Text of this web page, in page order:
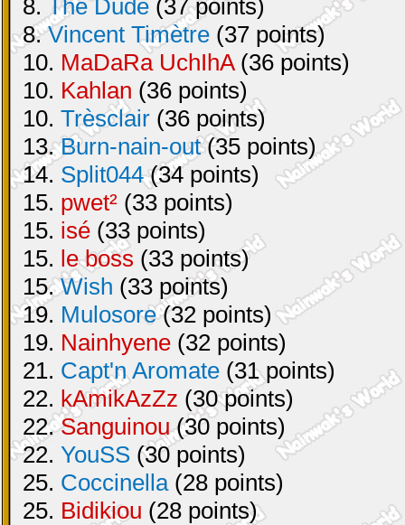
8. The Dude (37 points)
8.Vincent Timètre (37 points)
10. MaDaRa UchIhA(36 points)
10. Kahlan (36 points)
10. Trèsclair (36 points)
13.Burn-nain-out(35 points)
14. Split044(34 points)
15. pwet² (33 points)
15. isé (33 points)
15. le boss (33 points)
15.Wish (33 points)
19. Mulosore(32 points)
19. Nainhyene (32 points)
21. Capt'n Aromate (31 points)
22. kAmikAzZz (30 points)
22.Sanguinou(30 points)
22. YouSS (30 points)
25. Coccinella(28 points)
25. Bidikiou (28 points)